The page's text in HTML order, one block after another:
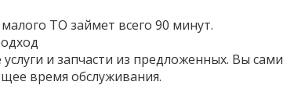
ТО займет всего 90 минут.
и запчасти из предложенных. Вы сами
время обслуживания.